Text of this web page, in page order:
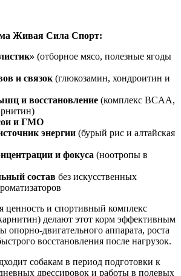
Живая Сила Спорт:
(отборное мясо, полезные ягоды
и связок (глюкозамин, хондроитин и
и восстановление (комплекс BCAA,
и ГМО
энергии (бурый рис и алтайская
и фокуса (ноотропы в
состав без искусственных
ценность и спортивный комплекс
делают этот корм эффективным
опорно-двигательного аппарата, роста
восстановления после нагрузок.
собакам в период подготовки к
дрессировок и работы в полевых